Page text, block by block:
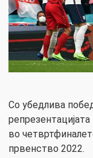
Со убедлива
во
првенство 2022.